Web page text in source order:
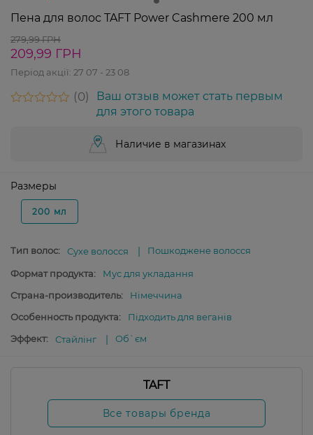
Пена для волос TAFT Power Cashmere 200 мл
279,99 ГРН
209,99 ГРН
Період акції: 27 07 - 23 08
0
Ваш отзыв может стать первым
для этого товара
Наличие в магазинах
Размеры
200 мл
Тип волос: Сухе волосся Пошкоджене волосся
Формат продукта:
Мус для укладання
Страна-производитель:
Німеччина
Особенность продукта:
Підходить для веганів
Эффект:
Стайлінг Об`єм
TAFT
Все товары бренда